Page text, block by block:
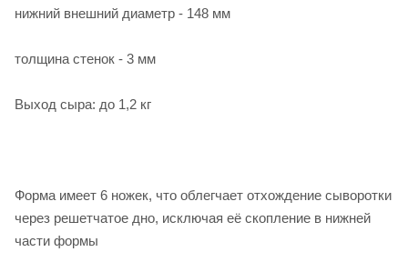
нижний внешний диаметр - 148 мм
толщина стенок - 3 мм
Выход сыра: до 1,2 кг
Форма имеет 6 ножек, что облегчает отхождение сыворотки
через решетчатое дно, исключая её скопление в нижней
части формы